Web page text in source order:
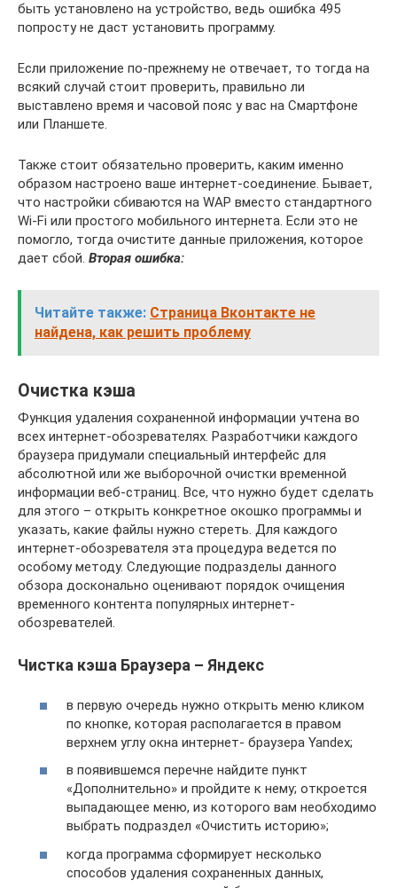
быть установлено на устройство, ведь ошибка 495
попросту не даст установить программу.
Если приложение по-прежнему не отвечает, то тогда на
всякий случай стоит проверить, правильно ли
выставлено время и часовой пояс у вас на Смартфоне
или Планшете.
Также стоит обязательно проверить, каким именно
образом настроено ваше интернет-соединение. Бывает,
что настройки сбиваются на WAP вместо стандартного
Wi-Fi или простого мобильного интернета. Если это не
помогло, тогда очистите данные приложения, которое
дает сбой. Вторая ошибка:
Читайте также: Страница Вконтакте не
найдена, как решить проблему
Очистка кэша
Функция удаления сохраненной информации учтена во
всех интернет-обозревателях. Разработчики каждого
браузера придумали специальный интерфейс для
абсолютной или же выборочной очистки временной
информации веб-страниц. Все, что нужно будет сделать
для этого – открыть конкретное окошко программы и
указать, какие файлы нужно стереть. Для каждого
интернет-обозревателя эта процедура ведется по
особому методу. Следующие подразделы данного
обзора досконально оценивают порядок очищения
временного контента популярных интернет-
обозревателей.
Чистка кэша Браузера – Яндекс
в первую очередь нужно открыть меню кликом
по кнопке, которая располагается в правом
верхнем углу окна интернет- браузера Yandex;
в появившемся перечне найдите пункт
«Дополнительно» и пройдите к нему; откроется
выпадающее меню, из которого вам необходимо
выбрать подраздел «Очистить историю»;
когда программа сформирует несколько
способов удаления сохраненных данных,